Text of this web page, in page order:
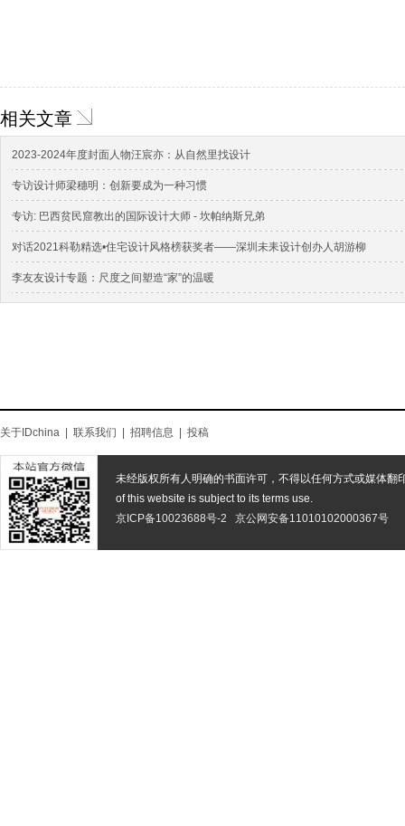
相关文章
2023-2024年度封面人物汪宸亦：从自然里找设计
专访设计师梁穗明：创新要成为一种习惯
专访: 巴西贫民窟教出的国际设计大师 - 坎帕纳斯兄弟
对话2021科勒精选•住宅设计风格榜获奖者——深圳未耒设计创办人胡游柳
李友友设计专题：尺度之间塑造“家”的温暖
关于IDchina 联系我们 招聘信息 投稿
未经版权所有人明确的书面许可，不得以任何方式或媒体翻
of this website is subject to its terms use.
京ICP备10023688号-2
京公网安备11010102000367号